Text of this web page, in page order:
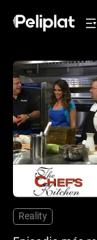
Reality